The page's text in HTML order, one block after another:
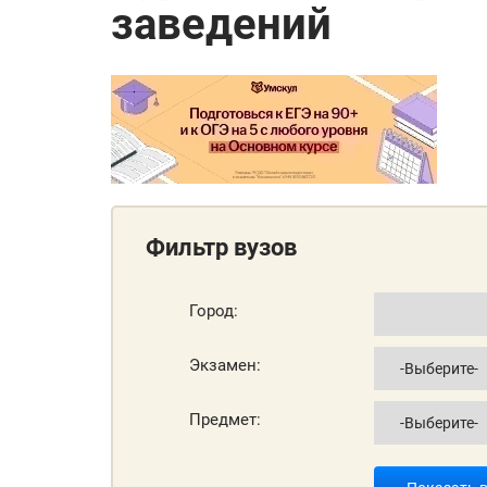
заведений
Фильтр вузов
Город:
Экзамен:
Предмет: